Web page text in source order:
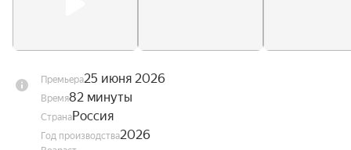
Премьера25 июня 2026
Время82 минуты
СтранаРоссия
Год производства2026